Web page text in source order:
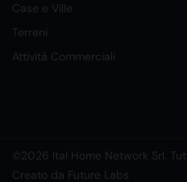
Case e Ville
Terreni
Attività Commerciali
©2026 Ital Home Network Srl.
Creato da Future Labs